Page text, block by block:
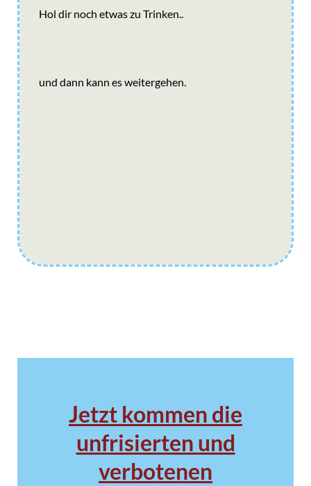
Hol dir noch etwas zu Trinken..
und dann kann es weitergehen.
Jetzt kommen die
unfrisierten und
verbotenen